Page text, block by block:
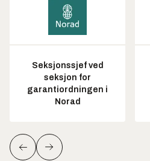
Seksjonssjef ved
seksjon for
garantiordningen i
Norad